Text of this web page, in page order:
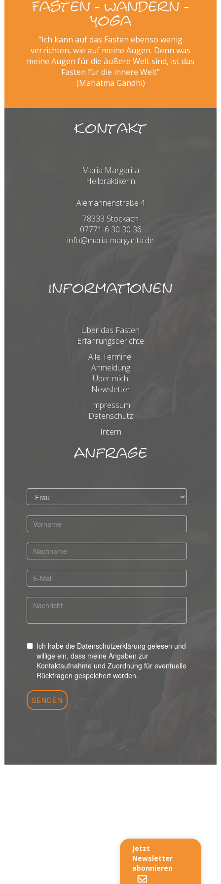
Fasten - Wandern -
Yoga
“Ich kann auf das Fasten ebenso wenig
verzichten, wie auf meine Augen. Denn was
meine Augen für die äußere Welt sind, ist das
Fasten für die innere Welt”
(Mahatma Gandhi)
Kontakt
Maria Margarita
Heilpraktikerin
Alemannenstraße 4
78333 Stockach
07771-6 30 30 36
info@maria-margarita.de
Informationen
Über das Fasten
Erfahrungsberichte
Alle Termine
Anmeldung
Über mich
Newsletter
Impressum
Datenschutz
Intern
Anfrage
Jetzt
Newsletter
abonnieren